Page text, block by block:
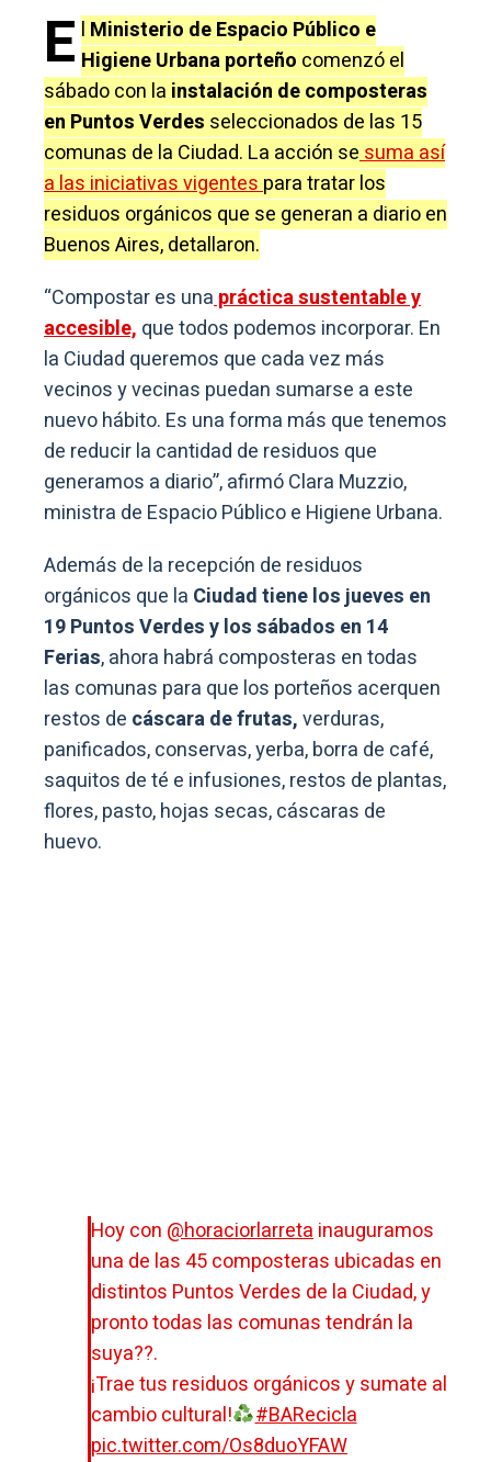
E l Ministerio de Espacio Público e
Higiene Urbana porteño comenzó el
sábado con la instalación de composteras
en Puntos Verdes seleccionados de las 15
comunas de la Ciudad. La acción sesuma así
a las iniciativas vigentespara tratar los
residuos orgánicos que se generan a diario en
Buenos Aires, detallaron.
“Compostar es unapráctica sustentable y
accesible, que todos podemos incorporar. En
la Ciudad queremos que cada vez más
vecinos y vecinas puedan sumarse a este
nuevo hábito. Es una forma más que tenemos
de reducir la cantidad de residuos que
generamos a diario”, afirmó Clara Muzzio,
ministra de Espacio Público e Higiene Urbana.
Además de la recepción de residuos
orgánicos que la Ciudad tiene los jueves en
19 Puntos Verdes y los sábados en 14
Ferias, ahora habrá composteras en todas
las comunas para que los porteños acerquen
restos de cáscara de frutas,verduras,
panificados, conservas, yerba, borra de café,
saquitos de té e infusiones, restos de plantas,
flores, pasto, hojas secas, cáscaras de
huevo.
Hoy con @horaciorlarretainauguramos
una de las 45 composteras ubicadas en
distintos Puntos Verdes de la Ciudad, y
pronto todas las comunas tendrán la
suya??.
¡Trae tus residuos orgánicos y sumate al
cambio cultural!
#BARecicla
pic.twitter.com/Os8duoYFAW